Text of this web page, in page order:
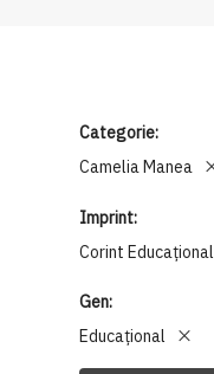
Categorie
Camelia Manea
Imprint
Corint Educaţional
Gen
Educațional